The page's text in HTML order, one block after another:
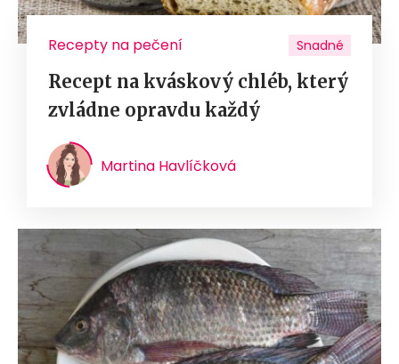
Recepty na pečení Snadné
Recept na kváskový chléb, který
zvládne opravdu každý
Martina Havlíčková